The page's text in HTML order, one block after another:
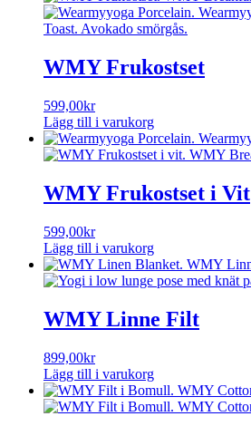
WMY Frukostset
599,00kr
Lägg till i varukorg
WMY Frukostset i Vit
599,00kr
Lägg till i varukorg
WMY Linne Filt
899,00kr
Lägg till i varukorg